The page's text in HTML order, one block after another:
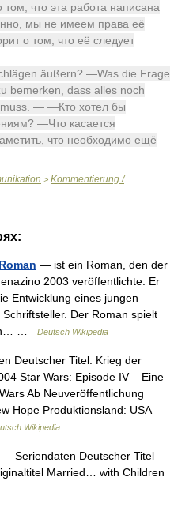
что эта работа написана
мы не имеем права её
о том, что её следует
äußern? —Was die Frage
bemerken, dass alles noch
— —Кто хотел бы
—Что касается
что необходимо ещё
> Kommentierung /
— ist ein Roman, den der
2003 veröffentlichte. Er
Entwicklung eines jungen
Der Roman spielt
…
Deutsch Wikipedia
Deutscher Titel: Krieg der
Star Wars: Episode IV – Eine
Ab Neuveröffentlichung
Hope Produktionsland: USA
Wikipedia
— Seriendaten Deutscher Titel
Married… with Children